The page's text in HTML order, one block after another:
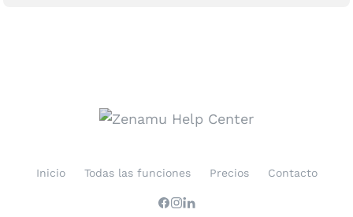
Inicio Todas las funciones Precios Contacto